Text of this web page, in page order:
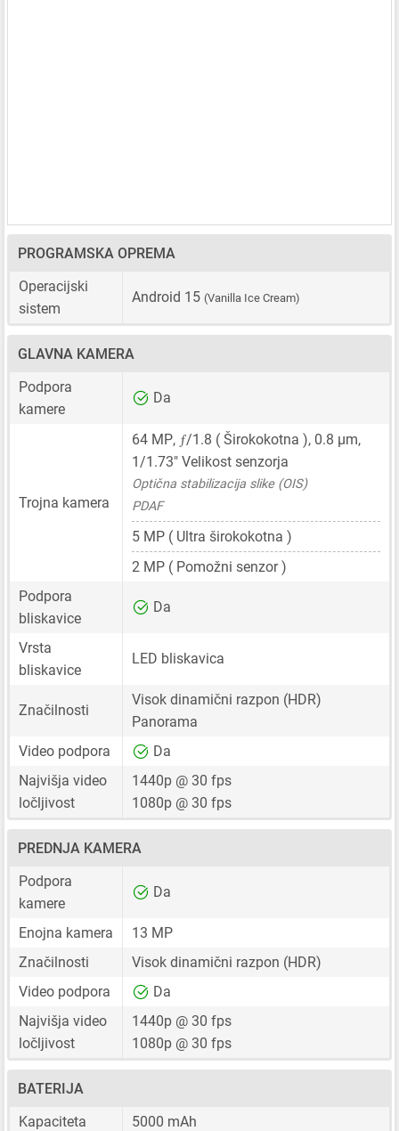
PROGRAMSKA OPREMA
Operacijski
sistem
Android 15 (Vanilla Ice Cream)
GLAVNA KAMERA
Podpora
kamere
Da
Trojna kamera
64 MP, ƒ/1.8 ( Širokokotna ), 0.8 μm,
1/1.73" Velikost senzorja
Optična stabilizacija slike (OIS)
PDAF
5 MP ( Ultra širokokotna )
2 MP ( Pomožni senzor )
Podpora
bliskavice
Da
Vrsta
bliskavice
LED bliskavica
Značilnosti
Visok dinamični razpon (HDR)
Panorama
Video podpora
Da
Najvišja video
ločljivost
1440p @ 30 fps
1080p @ 30 fps
PREDNJA KAMERA
Podpora
kamere
Da
Enojna kamera
13 MP
Značilnosti
Visok dinamični razpon (HDR)
Video podpora
Da
Najvišja video
ločljivost
1440p @ 30 fps
1080p @ 30 fps
BATERIJA
Kapaciteta
5000 mAh